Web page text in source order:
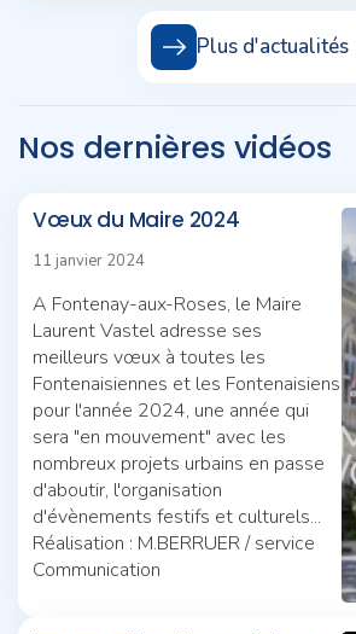
Plus d'actualités
Nos dernières vidéos
Vœux du Maire 2024
11 janvier 2024
A Fontenay-aux-Roses, le Maire
Laurent Vastel adresse ses
meilleurs vœux à toutes les
Fontenaisiennes et les Fontenaisiens
pour l'année 2024, une année qui
sera "en mouvement" avec les
nombreux projets urbains en passe
d'aboutir, l'organisation
d'évènements festifs et culturels...
Réalisation : M.BERRUER / service
Communication